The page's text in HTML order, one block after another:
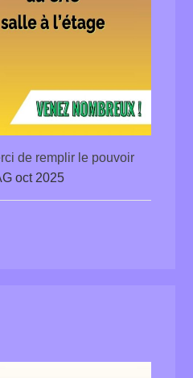
de remplir le pouvoir
oct 2025